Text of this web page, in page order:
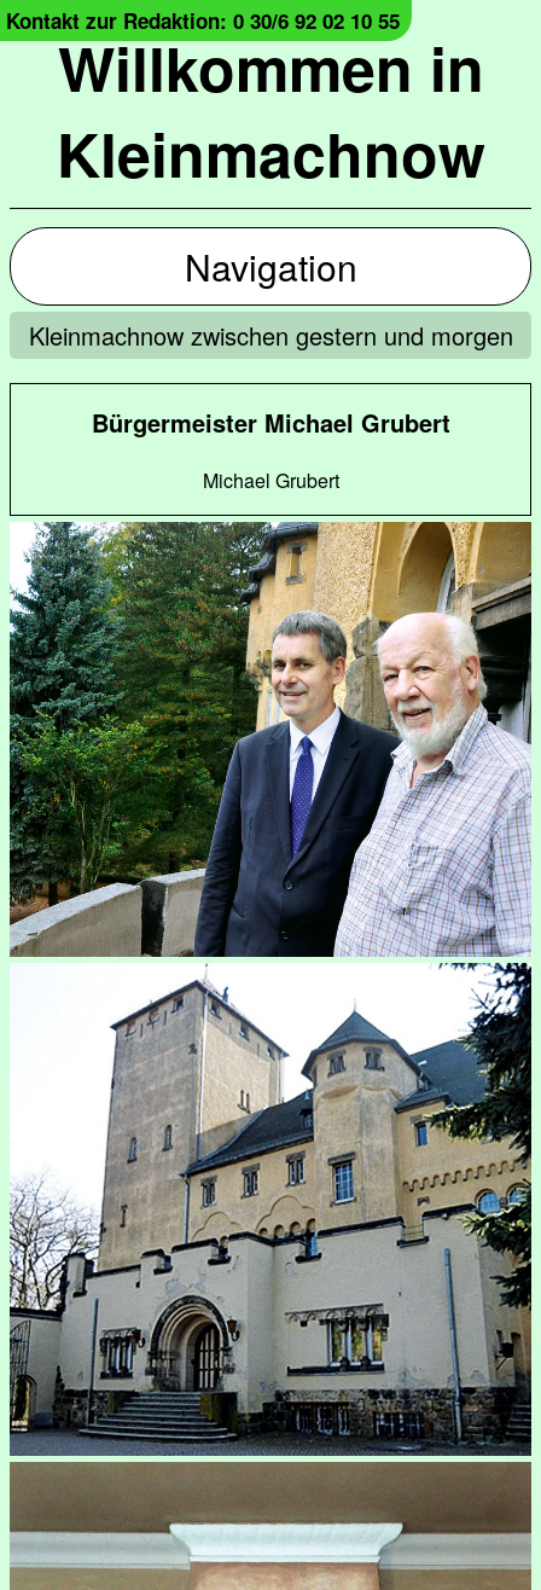
Willkommen in
Kleinmachnow
Kontakt zur Redaktion: 0 30/6 92 02 10 55
Navigation
Kleinmachnow zwischen gestern und morgen
Bürgermeister Michael Grubert
Michael Grubert